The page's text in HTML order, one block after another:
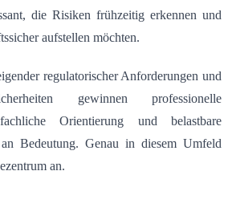
die Risiken frühzeitig erkennen und
aufstellen möchten.
regulatorischer Anforderungen und
gewinnen professionelle
Orientierung und belastbare
Bedeutung. Genau in diesem Umfeld
an.